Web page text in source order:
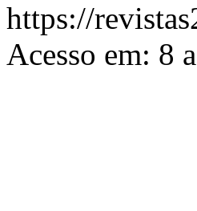
https://
Acesso em: 8